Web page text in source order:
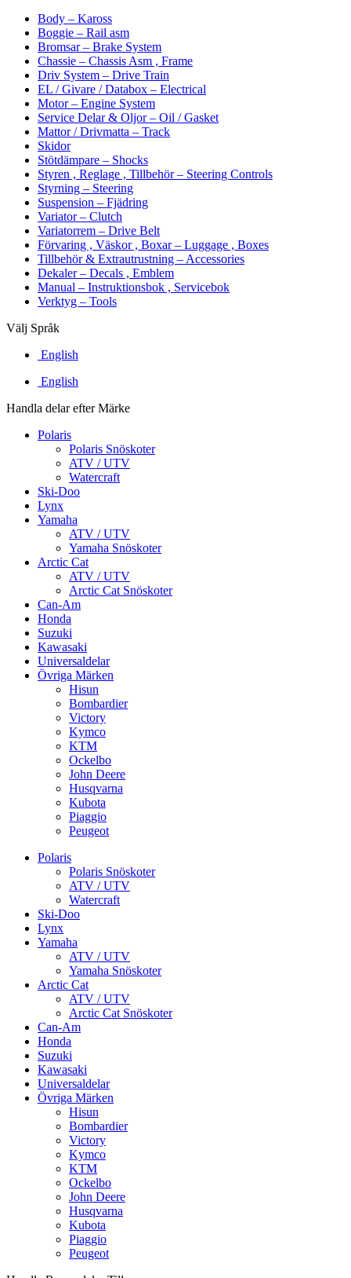
Body – Kaross
Boggie – Rail asm
Bromsar – Brake System
Chassie – Chassis Asm , Frame
Driv System – Drive Train
EL / Givare / Databox – Electrical
Motor – Engine System
Service Delar & Oljor – Oil / Gasket
Mattor / Drivmatta – Track
Skidor
Stötdämpare – Shocks
Styren , Reglage , Tillbehör – Steering Controls
Styrning – Steering
Suspension – Fjädring
Variator – Clutch
Variatorrem – Drive Belt
Förvaring , Väskor , Boxar – Luggage , Boxes
Tillbehör & Extrautrustning – Accessories
Dekaler – Decals , Emblem
Manual – Instruktionsbok , Servicebok
Verktyg – Tools
Välj Språk
English
English
Handla delar efter Märke
Polaris
Polaris Snöskoter
ATV / UTV
Watercraft
Ski-Doo
Lynx
Yamaha
ATV / UTV
Yamaha Snöskoter
Arctic Cat
ATV / UTV
Arctic Cat Snöskoter
Can-Am
Honda
Suzuki
Kawasaki
Universaldelar
Övriga Märken
Hisun
Bombardier
Victory
Kymco
KTM
Ockelbo
John Deere
Husqvarna
Kubota
Piaggio
Peugeot
Polaris
Polaris Snöskoter
ATV / UTV
Watercraft
Ski-Doo
Lynx
Yamaha
ATV / UTV
Yamaha Snöskoter
Arctic Cat
ATV / UTV
Arctic Cat Snöskoter
Can-Am
Honda
Suzuki
Kawasaki
Universaldelar
Övriga Märken
Hisun
Bombardier
Victory
Kymco
KTM
Ockelbo
John Deere
Husqvarna
Kubota
Piaggio
Peugeot